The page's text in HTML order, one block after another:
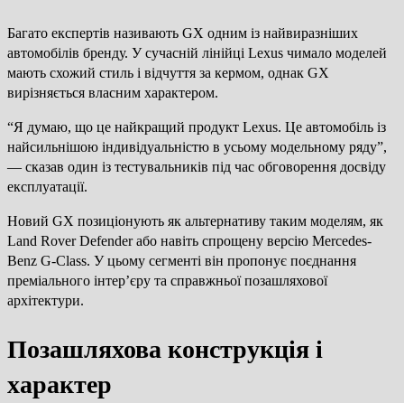
Багато експертів називають GX одним із найвиразніших
автомобілів бренду. У сучасній лінійці Lexus чимало моделей
мають схожий стиль і відчуття за кермом, однак GX
вирізняється власним характером.
“Я думаю, що це найкращий продукт Lexus. Це автомобіль із
найсильнішою індивідуальністю в усьому модельному ряду”,
— сказав один із тестувальників під час обговорення досвіду
експлуатації.
Новий GX позиціонують як альтернативу таким моделям, як
Land Rover Defender або навіть спрощену версію Mercedes-
Benz G-Class. У цьому сегменті він пропонує поєднання
преміального інтер’єру та справжньої позашляхової
архітектури.
Позашляхова конструкція і
характер